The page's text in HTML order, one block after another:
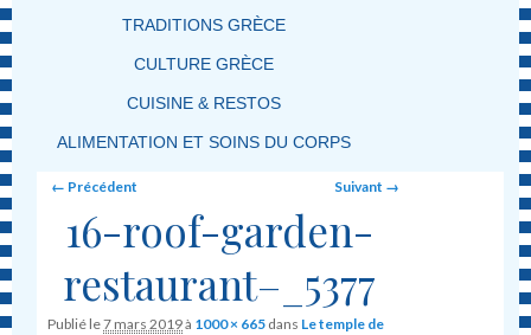
TRADITIONS GRÈCE
CULTURE GRÈCE
CUISINE & RESTOS
ALIMENTATION ET SOINS DU CORPS
Image navigation
← Précédent Suivant →
16-roof-garden-
restaurant–_5377
Publié le7 mars 2019à 1000 × 665 dans Le temple de